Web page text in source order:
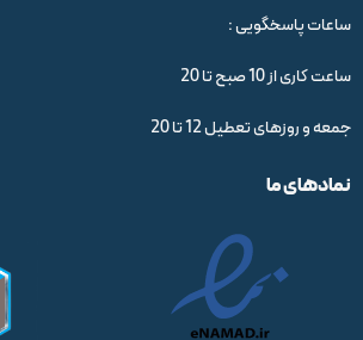
ساعات پاسخگویی :
ساعت کاری از 10 صبح تا 20
جمعه و روزهای تعطیل 12 تا 20
نمادهای ما